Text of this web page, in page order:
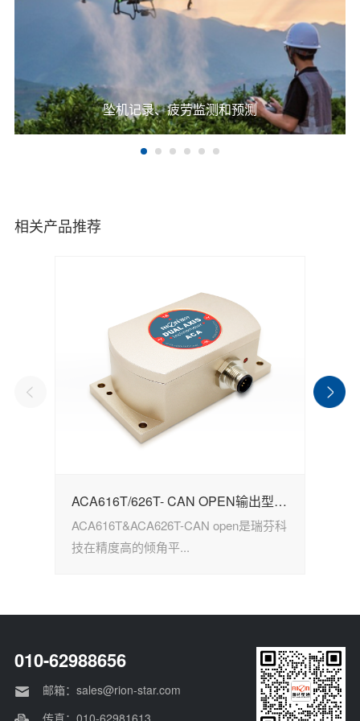
坠机记录、疲劳监测和预测
相关产品推荐
ACA616T/626T- CAN OPEN输出型倾角传感器
ACA616T&ACA626T-CAN open是瑞芬科
技在精度高的倾角平...
010-62988656
邮箱：sales@rion-star.com